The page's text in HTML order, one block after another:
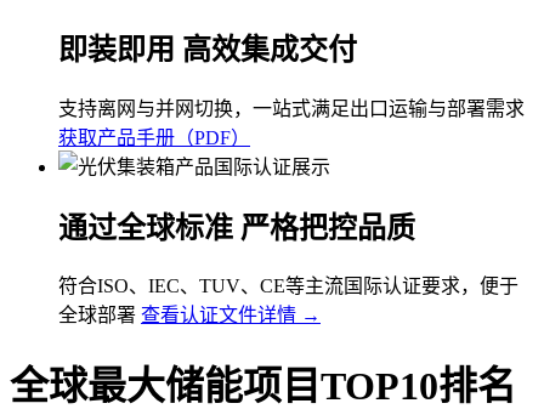
即装即用 高效集成交付
支持离网与并网切换，一站式满足出口运输与部署需求
获取产品手册（PDF）
通过全球标准 严格把控品质
符合ISO、IEC、TUV、CE等主流国际认证要求，便于
全球部署 查看认证文件详情 →
全球最大储能项目TOP10排名